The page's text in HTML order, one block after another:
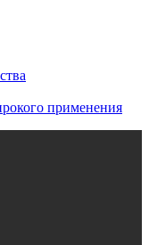
применения